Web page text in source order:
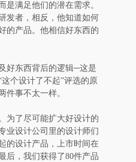
是满足他们的潜在需求。
发者，相反，他知道如何
的产品。他相信好东西的
好东西背后的逻辑─这是
个设计了不起”评选的原
件事不太一样。
为了尽可能扩大好设计的
业设计公司里的设计师们
的设计产品，上市时间在
后，我们获得了80件产品